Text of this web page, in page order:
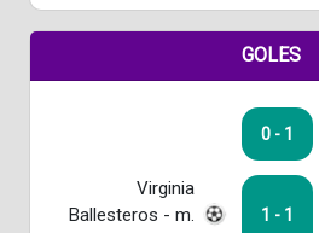
GOLES
0 - 1
Virginia
Ballesteros - m.
1 - 1